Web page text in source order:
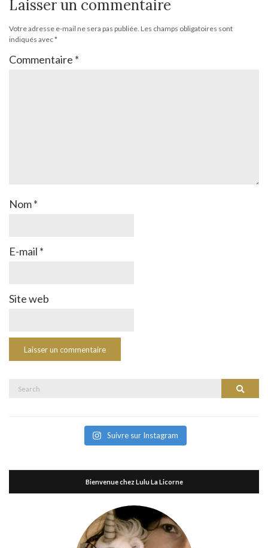
Laisser un commentaire
Votre adresse e-mail ne sera pas publiée. Les champs obligatoires sont
indiqués avec*
Commentaire *
Nom*
E-mail *
Site web
Search
Search
Suivre sur Instagram
Bienvenue chez Lulu La Licorne